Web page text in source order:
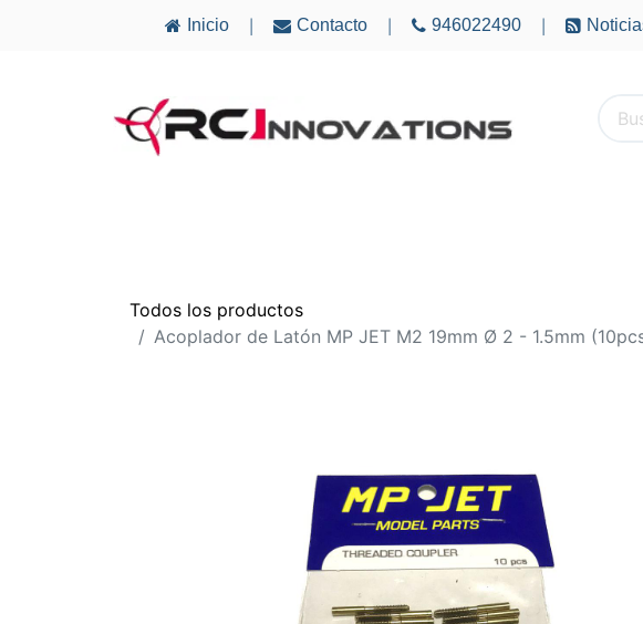
Inicio Contacto 946022490
Todos los productos
Acoplador de Latón MP JET M2 19mm Ø 2 - 1.5mm